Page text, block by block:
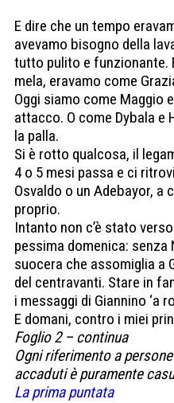
E dire che un tempo
avevamo bisogno della
tutto pulito e funzionante.
mela, eravamo come
Oggi siamo come Maggio
attacco. O come Dybala e
la palla.
Si è rotto qualcosa, il
4 o 5 mesi passa e ci
Osvaldo o un Adebayor, a
proprio.
Intanto non c’è stato
pessima domenica: senza
suocera che assomiglia a
del centravanti. Stare in
i messaggi di Giannino ‘a
E domani, contro i miei
Foglio 2 – continua
Ogni riferimento a
accaduti è puramente
La prima puntata